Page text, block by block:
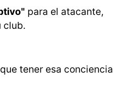
para el atacante,
club.
tener esa conciencia